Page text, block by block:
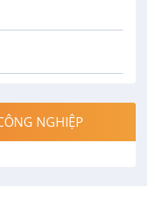
NGHIỆP